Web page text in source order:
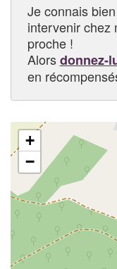
Je connais
intervenir chez
proche !
Alorsdonnez-
en
+
−